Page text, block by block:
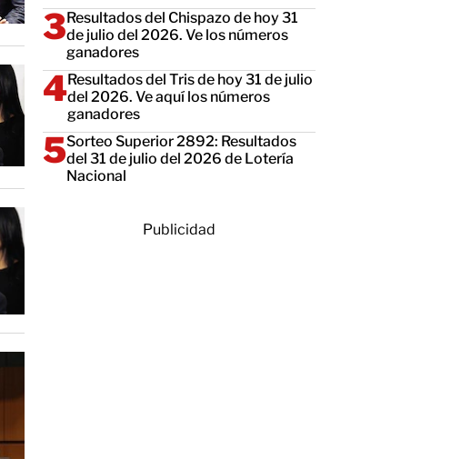
Resultados del Chispazo de hoy 31
de julio del 2026. Ve los números
ganadores
Resultados del Tris de hoy 31 de julio
del 2026. Ve aquí los números
ganadores
Sorteo Superior 2892: Resultados
del 31 de julio del 2026 de Lotería
Nacional
Publicidad